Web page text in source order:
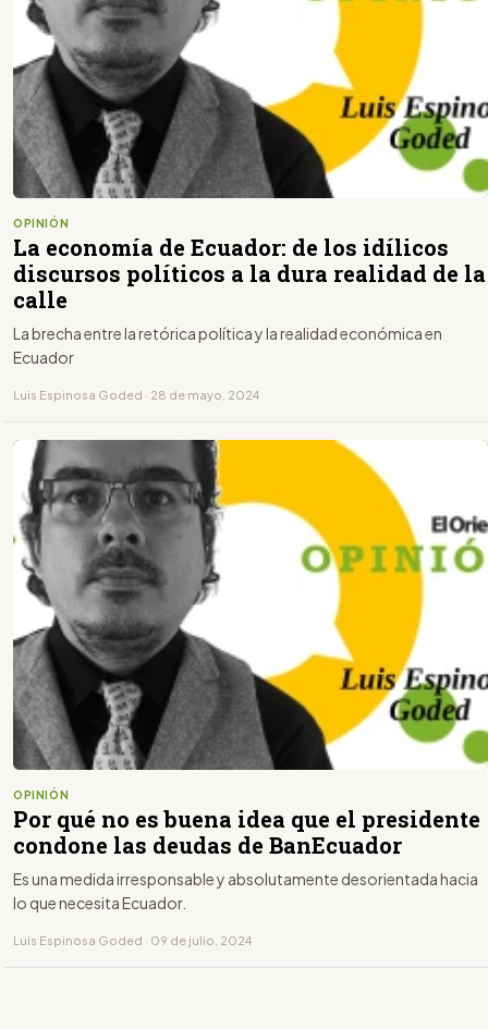
OPINIÓN
La economía de Ecuador: de los idílicos
discursos políticos a la dura realidad de la
calle
La brecha entre la retórica política y la realidad económica en
Ecuador
Luis Espinosa Goded · 28 de mayo, 2024
OPINIÓN
Por qué no es buena idea que el presidente
condone las deudas de BanEcuador
Es una medida irresponsable y absolutamente desorientada hacia
lo que necesita Ecuador.
Luis Espinosa Goded · 09 de julio, 2024